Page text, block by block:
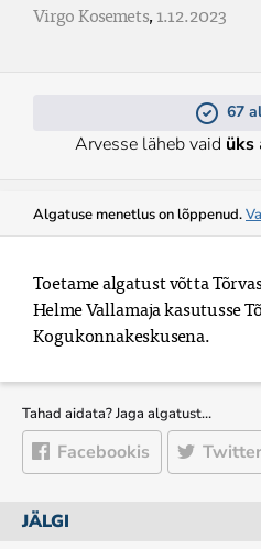
Virgo Kosemets,1.12.2023
67
Arvesse läheb vaid üks
Algatuse menetlus on lõppenud.
Toetame algatust võtta
Helme Vallamaja kasutusse
Kogukonnakeskusena.
Tahad aidata? Jaga algatust…
Facebookis
JÄLGI